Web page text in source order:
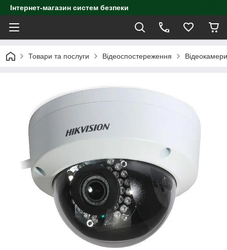
Інтернет-магазин систем безпеки
Товари та послуги Відеоспостереження